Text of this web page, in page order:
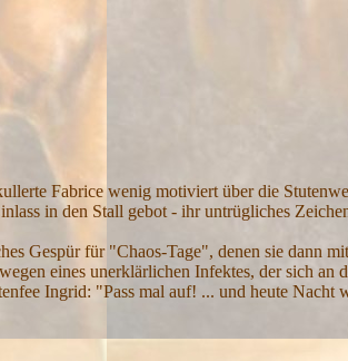
Fabrice wenig motiviert über die
in den Stall gebot - ihr untrügliches
Gespür für "Chaos-Tage", denen sie dann
eines unerklärlichen Infektes, der sich an
Ingrid: "Pass mal auf! ... und heute Nacht